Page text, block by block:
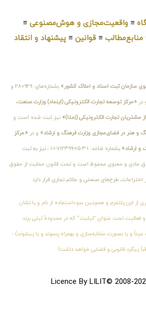
≡ واقعیت‌مجازی و هوش‌مصنوعی ≡
منابع‌مطالب ≡ قوانین ≡ پیشنهاد و انتقاد
سازمان ثبت اسناد و املاک کشور» بشماره‌های: ۲۸۰۹۲۹ و
«مرکز توسعه تجارت الکترونیکی (اینماد) وزارت صنعت،
مشتریان تجارت الکترونیکی (اِمتا)» نیز ثبت شده است و
و هنر در فضای‌مجازی وزارت فرهنگ و ارشاد» و در «مرکز
و ارشاد» بشماره شامَد: ۱-۳-۶۵-۷۱۲۳۹۹-۱-۱ ، نیز به ثبت
مادی و معنوی محفوظ است و تحت قانون حمایت از حقوق
طرح‌های صنعتی و علائم تجاری قرار دارد.
از این پلتفرم و همچنین سوءاستفاده از نام و یا نشان
فعالیت تحت عنوان “لیلیت” که در محدودهٔ ثبتی برند
عیناً و یا بصورت مشابه‌سازی و بهمراه پسوند و یا پیشوند) ؛
پیگرد قانونی و قضایی خواهد داشت!
Licence By LILIT© 2008-